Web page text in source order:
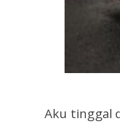
Aku tinggal